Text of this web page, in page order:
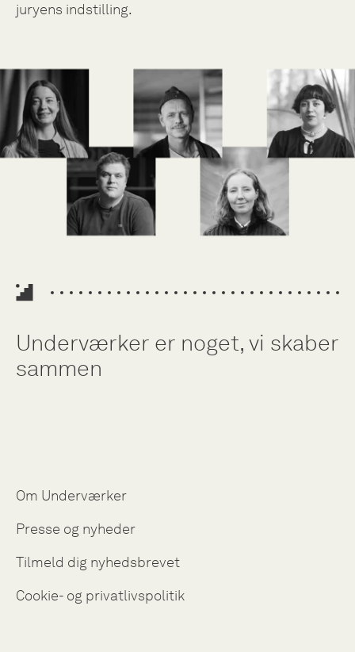
juryens indstilling.
Underværker er noget, vi skaber
sammen
Om Underværker
Presse og nyheder
Tilmeld dig nyhedsbrevet
Cookie- og privatlivspolitik